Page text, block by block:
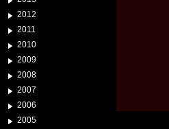
2012
2011
2010
2009
2008
2007
2006
2005